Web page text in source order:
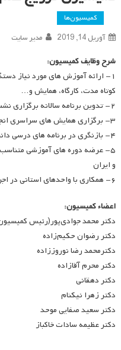
کمیسیون‌ها
آوریل 14, 2019 مدیر سایت
شرح وظایف کمیسیون:
۱- ارائه آموزش های مورد نیاز
کوتاه مدت، کارگاه، همایش و…
۲- تدوین برنامه سالانه برگزاری نشست های علمی ماهانه انجمن
۳- برگزاری همایش های سراسری انجمن
۴- بازنگری در برنامه های درسی دانشگاهی رشته برنامه درسی
۵- عرضه دوره های آموزشی
و ایران
۶- همکاری با واحدهای استانی در اجرای فعالیت های آموزشی
اعضاء کمیسیون:
دکتر محمد جوادی‌پور(رئیس
دکتر رضوان حکیم‌زاده
دکترمحمد رضا نوروززاده
دکتر محرم آقازاده
دکتر دهقانی
دکتر زهرا نیکنام
دکتر سعید صفایی موحد
دکتر عظیمه سادات خاکباز